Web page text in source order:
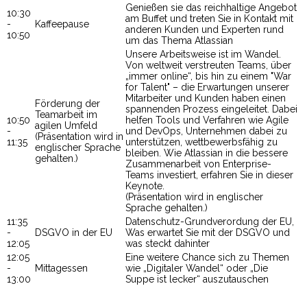
10:30
-
10:50
Kaffeepause
Genießen sie das reichhaltige Angebot
am Buffet und treten Sie in Kontakt mit
anderen Kunden und Experten rund
um das Thema Atlassian
10:50
-
11:35
Förderung der
Teamarbeit im
agilen Umfeld
(Präsentation wird in
englischer Sprache
gehalten.)
Unsere Arbeitsweise ist im Wandel.
Von weltweit verstreuten Teams, über
„immer online“, bis hin zu einem "War
for Talent" – die Erwartungen unserer
Mitarbeiter und Kunden haben einen
spannenden Prozess eingeleitet. Dabei
helfen Tools und Verfahren wie Agile
und DevOps, Unternehmen dabei zu
unterstützen, wettbewerbsfähig zu
bleiben. Wie Atlassian in die bessere
Zusammenarbeit von Enterprise-
Teams investiert, erfahren Sie in dieser
Keynote.
(Präsentation wird in englischer
Sprache gehalten.)
11:35
-
12:05
DSGVO in der EU
Datenschutz-Grundverordung der EU,
Was erwartet Sie mit der DSGVO und
was steckt dahinter
12:05
-
13:00
Mittagessen
Eine weitere Chance sich zu Themen
wie „Digitaler Wandel“ oder „Die
Suppe ist lecker“ auszutauschen